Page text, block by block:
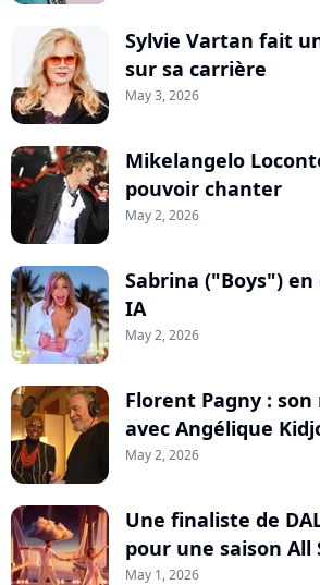
Sylvie Vartan fait
sur sa carrière
May 3, 2026
Mikelangelo
pouvoir chanter
May 2, 2026
Sabrina ("Boys")
IA
May 2, 2026
Florent Pagny :
avec Angélique
May 2, 2026
Une finaliste de
pour une saison All
May 1, 2026